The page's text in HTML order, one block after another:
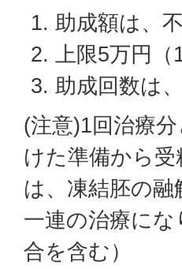
助成額は、
上限5万円
助成回数は
(注意)1回治療
けた準備から
は、凍結胚の
一連の治療に
合を含む）